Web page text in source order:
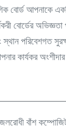
বোর্ড আপনাকে
বোর্ডের
পরিবেশগত
কার্যকর
জলরোধী বাঁশ